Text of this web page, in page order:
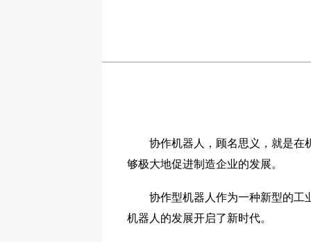
协作机器人，顾名思义，就是在机
够极大地促进制造企业的发展。
协作型机器人作为一种新型的工业
机器人的发展开启了新时代。